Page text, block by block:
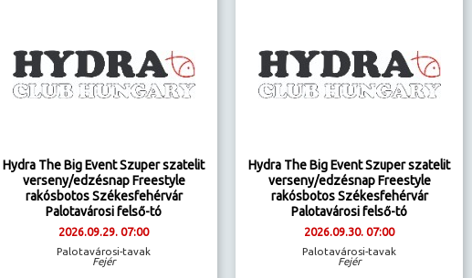
Hydra The Big Event Szuper szatelit
verseny/edzésnap Freestyle
rakósbotos Székesfehérvár
Palotavárosi felső-tó
2026.09.29. 07:00
Palotavárosi-tavak
Fejér
Hydra The Big Event Szuper szatelit
verseny/edzésnap Freestyle
rakósbotos Székesfehérvár
Palotavárosi felső-tó
2026.09.30. 07:00
Palotavárosi-tavak
Fejér